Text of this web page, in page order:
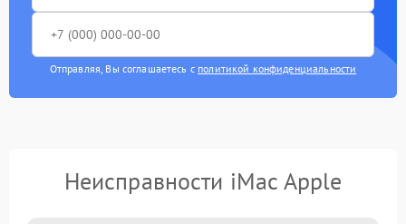
Отправляя, Вы соглашаетесь с политикой конфиденциальности
Неисправности iMac Apple